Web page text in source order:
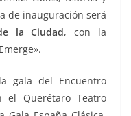
de inauguración será
la Ciudad, con la
gala del Encuentro
el Querétaro Teatro